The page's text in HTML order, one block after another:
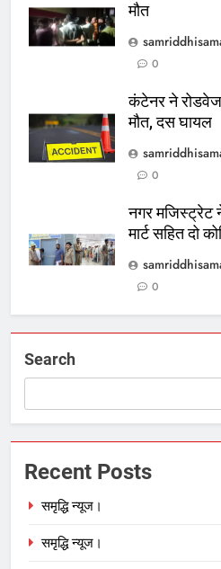
मौत
0
कंटेनर ने रोडवेज
मौत, दस घायल
0
नगर मजिस्ट्रेट
मार्ट सहित दो
0
Search
Recent Posts
समृद्धि न्यूज।
समृद्धि न्यूज।